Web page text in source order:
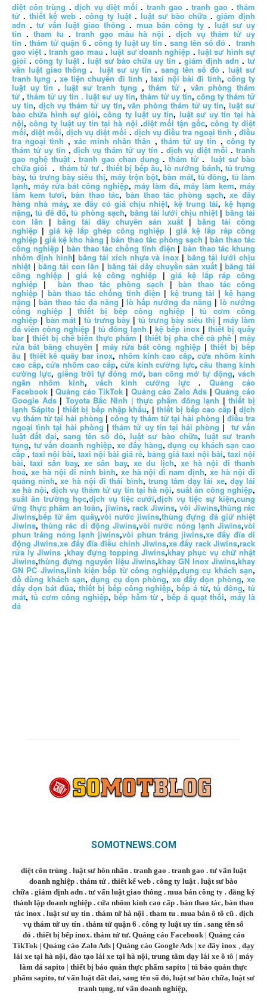
diệt côn trùng .dịch vụ diệt mối . tranh gao .tranh gao .thám
tử. thiết kế web . công ty luật . luật sư bào chữa .giám định
adn .tư vấn luật giao thông. mua bán công ty. luật sư uy
tín . tham tu .tranh gạo màu hà nội .dịch vụ thám tử uy
tín .thám tử quận 6. công ty luật uy tín . sang tên sổ đỏ .tranh
gao việt .tranh gao mau .luật sư doanh nghiệp .luật sư hình sự
giỏi . công ty luật. luật sư bào chữa uy tín .giám định adn .tư
vấn luật giao thông .luật sư uy tín .sang tên sổ đỏ.luật sư
tranh tụng . xe tiện chuyến đi tỉnh ,taxi nội bài đi tỉnh, công ty
luật uy tín .luật sư tranh tụng ,thám tử, văn phòng thám
tử,thám tử uy tín . luật sư uy tín, thám tử uy tín, công ty thám tử
uy tín, dịch vụ thám tử uy tín,văn phòng thám tử uy tín,luật sư
bào chữa hình sự giỏi,công ty luật uy tín, luật sư uy tín tại hà
nội,công ty luật uy tín tại hà nội .diệt mối tận gốc, công ty diệt
mối,diệt mối,dịch vụ diệt mối .dịch vụ điều tra ngoại tình ,điều
tra ngoại tình ,xác minh nhân thân ,thám tử uy tín , công ty
thám tử uy tín ,dịch vụ thám tử uy tín . dịch vụ diệt mối .tranh
gao nghệ thuật.tranh gao chan dung . thám tử.luật sư bào
chữa giỏi .thám tử tư.thiết bị bếp âu,lò nướng bánh, tủ trưng
bày,tủ trưng bày siêu thị,máy trộn bột,bàn mát,tủ đông, tủ làm
lạnh, máy rửa bát công nghiệp, máy làm đá, máy làm kem, máy
làm kem tươi,bàn thao tác,bàn thao tác phòng sạch,xe đẩy
hàng nhà máy, xe đẩy có giá chịu nhiệt, kệ trung tải, kệ hạng
nặng,tủ để đồ,tủ phòng sạch, băng tải lưới chịu nhiệt| băng tải
con lăn | băng tải dây chuyền sản xuất | băng tải công
nghiệp | giá kệ lắp ghép công nghiệp |giá kệ lắp ráp công
nghiệp |giá kệ kho hàng |bàn thao tác phòng sạch | bàn thao tác
công nghiệp|bàn thao tác chống tĩnh điện |bàn thao tác khung
nhôm định hình| băng tải xích nhựa và inox|băng tải lưới chịu
nhiệt |băng tải con lăn | băng tải dây chuyền sản xuất |băng tải
công nghiệp|giá kệ công nghiệp |giá kệ lắp ráp công
nghiệp |bàn thao tác phòng sạch| bàn thao tác công
nghiệp | bàn thao tác chống tĩnh điện | kệ trung tải | kệ hạng
nặng| bàn thao tác đa năng|lò hấp nướng đa năng |lò nướng
công nghiệp|thiết bị bếp công nghiệp|tủ cơm công
nghiệp |bàn mát | tủ trưng bày | tủ trưng bày siêu thị |máy làm
đá viên công nghiệp | tủ đông lạnh |kệ bếp inox| thiết bị quầy
bar | thiết bị chế biến thực phẩm | thiết bị pha chế cà phê| máy
rửa bát băng chuyền | máy rửa bát công nghiệp|thiết bị bếp
âu | thiết kế quầy bar inox, nhôm kính cao cấp,cửa nhôm kính
cao cấp, cửa nhôm cao cấp, cửa kính cường lực, cầu thang kính
cường lực, giếng trời tự đóng mở, ban công mở tự động, vách
ngăn nhôm kính, vách kính cường lực .Quảng cáo
Facebook |Quảng cáo TikTok | Quảng cáo Zalo Ads |Quảng cáo
Google Ads| Toyota Bắc Ninh | thực phẩm đông lạnh |thiết bị
lạnh Sápito |thiết bị bếp nhập khẩu, |thiết bị bếp cao cấp|dịch
vụ thám tử tại hải phòng | công ty thám tử tại hải phòng |điều tra
ngoại tình tại hải phòng |thám tử uy tín tại hải phòng | tư vấn
luật đất đai, sang tên sổ đỏ, luật sư bào chữa, luật sư tranh
tụng, tư vấn doanh nghiệp,xe đẩy hàng,dụng cụ khách sạn cao
cấp, taxi nội bài, taxi nội bài giá rẻ, bảng giá taxi nội bài, taxi nội
bài,taxi sân bay,xe sân bay,xe du lịch, xe hà nội đi thanh
hoá, xe hà nội đi ninh bình, xe hà nội đi nam định,xe hà nội đi
quảng ninh,xe hà nội đi thái bình, trung tâm dạy lái xe, dạy lái
xe hà nội,dịch vụ thám tử uy tín tại hà nội,suất ăn công nghiệp,
suất ăn trường học,dịch vụ tiệc cưới,dịch vụ tiệc sự kiện,cung
ứng thực phẩm an toàn, jiwins, rack Jiwins, vòi Jiwins,thùng rác
Jiwins,bếp từ âm quầy,vòi nước jiwins,thùng đựng đá giữ nhiệt
Jiwins,thùng rác di động Jiwins,vòi nước nóng lạnh Jiwins,vòi
phun tráng nóng lạnh jiwins,vòi phun tráng jiwins,xe đẩy đĩa di
động Jiwins,xe đẩy đĩa điều chỉnh Jiwins,xe đẩy rack Jiwins,rack
rửa ly Jiwins ,khay đựng topping Jiwins,khay phục vụ chữ nhật
Jiwins,thùng đựng nguyên liệu Jiwins,khay GN Inox Jiwins,khay
GN PC Jiwins,linh kiện bếp từ công nghiệp,dụng cụ khách sạn,
đồ dùng khách sạn,dụng cụ dọn phòng,xe đẩy dọn phòng,xe
đẩy dọn bát đũa,thiết bị bếp công nghiệp,bếp á từ,tủ đông,tủ
mát,tủ cơm công nghiệp,bếp hầm từ ,bếp á quạt thổi, máy là
đá
SOMOTNEWS.COM
diệt côn trùng . luật sư hôn nhân . tranh gao . tranh gao . tư vấn luật
doanh nghiệp . thám tử . thiết kế web . công ty luật . luật sư bào
chữa . giám định adn. tư vấn luật giao thông . mua bán công ty. đăng ký
thành lập doanh nghiệp . cửa nhôm kính cao cấp . bàn thao tác, bàn thao
tác inox . luật sư uy tín. thám tử hà nội . tham tu. mua bán ô tô cũ. dịch
vụ thám tử uy tín . thám tử quận 6 . công ty luật uy tín . sang tên sổ
đỏ . thiết bị bếp inox. thám tử tư. Quảng cáo Facebook| Quảng cáo
TikTok | Quảng cáo Zalo Ads | Quảng cáo Google Ads | xe đẩy inox
dạy
lái xe tại hà nội, đào tạo lái xe tại hà nội, trung tâm dạy lái xe ô tô | máy
làm đá sapito | thiết bị bảo quản thực phẩm sapito | tủ bảo quản thực
phẩm sapito, tư vấn luật đất đai, sang tên sổ đỏ, luật sư bào chữa, luật sư
tranh tụng, tư vấn doanh nghiệp,